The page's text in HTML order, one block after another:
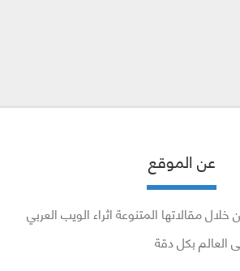
عن الموقع
مقالاتها المتنوعة اثراء الويب العربي
العالم بكل دقة